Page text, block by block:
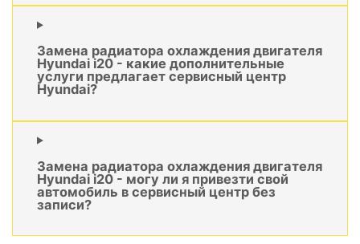
Замена радиатора охлаждения двигателя
Hyundai i20 - какие дополнительные
услуги предлагает сервисный центр
Hyundai?
Замена радиатора охлаждения двигателя
Hyundai i20 - могу ли я привезти свой
автомобиль в сервисный центр без
записи?